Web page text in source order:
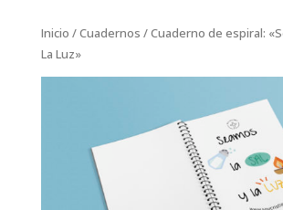
Inicio /Cuadernos / Cuaderno de espiral:
La Luz»